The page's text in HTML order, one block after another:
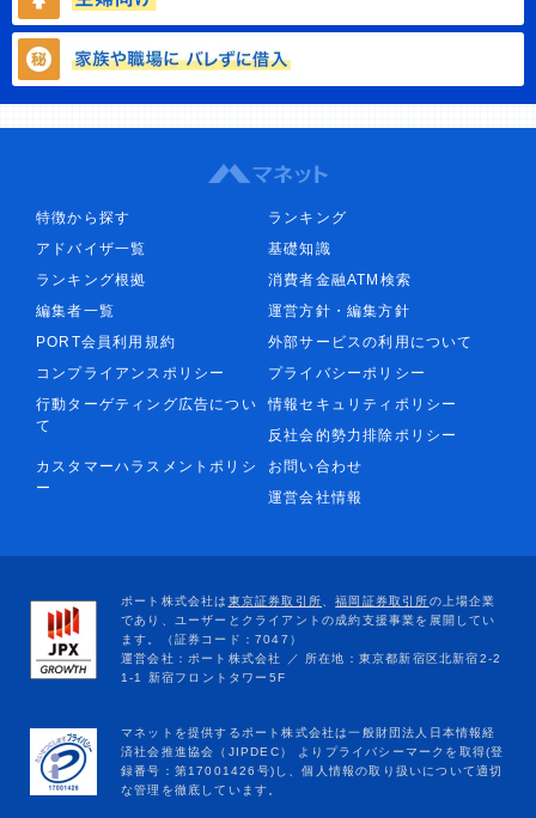
特徴から探す
ランキング
アドバイザ一覧
基礎知識
ランキング根拠
消費者金融ATM検索
編集者一覧
運営方針・編集方針
PORT会員利用規約
外部サービスの利用について
コンプライアンスポリシー
プライバシーポリシー
行動ターゲティング広告につい
て
情報セキュリティポリシー
反社会的勢力排除ポリシー
カスタマーハラスメントポリシ
ー
お問い合わせ
運営会社情報